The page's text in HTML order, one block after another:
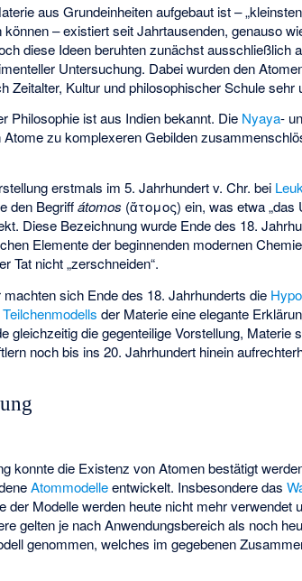
aus Grundeinheiten aufgebaut ist –
– existiert seit Jahrtausenden, genauso
diese Ideen beruhten zunächst ausschließlich
Untersuchung. Dabei wurden den
Zeitalter, Kultur und philosophischer Schule sehr
Philosophie ist aus Indien bekannt. Die Nyaya-
zu komplexeren Gebilden
erstmals im 5. Jahrhundert v. Chr. bei
den Begriffátomos (ἄτομος) ein, was etwa „das
Diese Bezeichnung wurde Ende des 18.
Elemente der beginnenden modernen
Tat nicht „zerschneiden“.
sich Ende des 18. Jahrhunderts die
Teilchenmodells der Materie eine elegante
gleichzeitig die gegenteilige Vorstellung, Materie
noch bis ins 20. Jahrhundert hinein
konnte die Existenz von Atomen bestätigt
Atommodelleentwickelt. Insbesondere das
der Modelle werden heute nicht mehr verwendet
gelten je nach Anwendungsbereich als noch
genommen, welches im gegebenen